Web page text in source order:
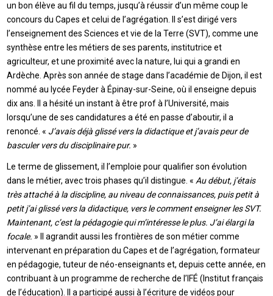
un bon élève au fil du temps, jusqu’à réussir d’un même coup le
concours du Capes et celui de l’agrégation. Il s’est dirigé vers
l’enseignement des Sciences et vie de la Terre (SVT), comme une
synthèse entre les métiers de ses parents, institutrice et
agriculteur, et une proximité avec la nature, lui qui a grandi en
Ardèche. Après son année de stage dans l’académie de Dijon, il est
nommé au lycée Feyder à Épinay-sur-Seine, où il enseigne depuis
dix ans. Il a hésité un instant à être prof à l’Université, mais
lorsqu’une de ses candidatures a été en passe d’aboutir, il a
renoncé. « J’avais déjà glissé vers la didactique et j’avais peur de
basculer vers du disciplinaire pur. »
Le terme de glissement, il l’emploie pour qualifier son évolution
dans le métier, avec trois phases qu’il distingue. «Au début, j’étais
très attaché à la discipline, au niveau de connaissances, puis petit à
petit j’ai glissé vers la didactique, vers le comment enseigner les SVT.
Maintenant, c’est la pédagogie qui m’intéresse le plus. J’ai élargi la
focale. » Il agrandit aussi les frontières de son métier comme
intervenant en préparation du Capes et de l’agrégation, formateur
en pédagogie, tuteur de néo-enseignants et, depuis cette année, en
contribuant à un programme de recherche de l’IFÉ (Institut français
de l’éducation). Il a participé aussi à l’écriture de vidéos pour